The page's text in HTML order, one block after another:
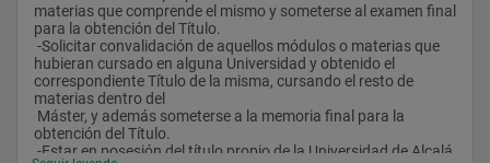
materias que comprende el mismo y someterse al examen final
para la obtención del Título.
hubieran cursado en alguna Universidad y obtenido el
correspondiente Título de la misma, cursando el resto de
materias dentro del
obtención del Título.